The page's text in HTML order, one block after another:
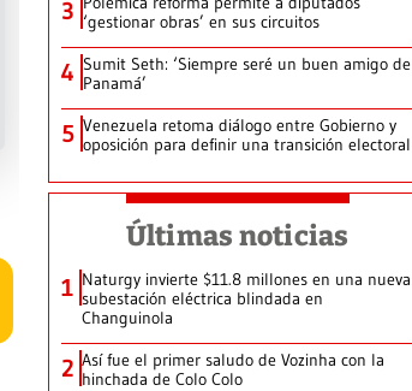
3 ‘gestionar obras’ en sus circuitos
4 Sumit Seth: ‘Siempre seré un buen amigo de
Panamá’
5 Venezuela retoma diálogo entre Gobierno y
oposición para definir una transición electoral
Últimas noticias
1 Naturgy invierte $11.8 millones en una nueva
subestación eléctrica blindada en
Changuinola
2 Así fue el primer saludo de Vozinha con la
hinchada de Colo Colo